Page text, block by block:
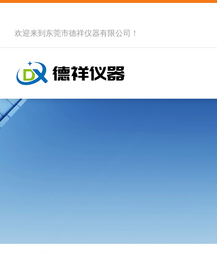
欢迎来到 东莞市德祥仪器有限公司 ！